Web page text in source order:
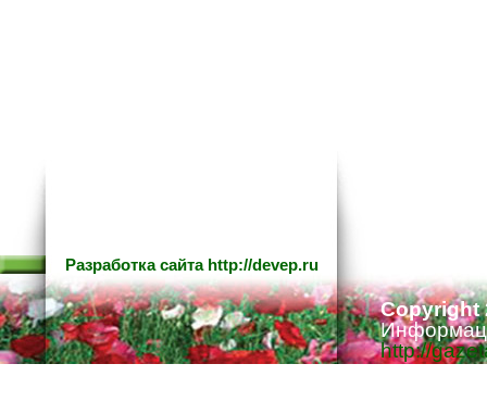
Разработка сайта http://devep.ru
Copyright
http://